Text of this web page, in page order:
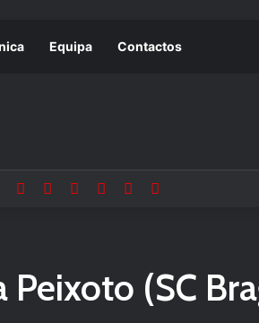
Equipa Contactos
Peixoto (SC